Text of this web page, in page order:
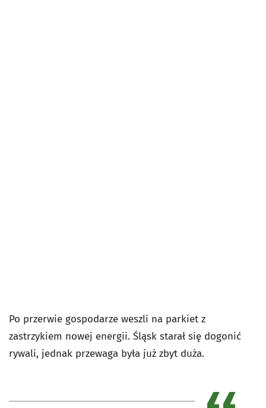
Po przerwie gospodarze weszli na parkiet z
zastrzykiem nowej energii. Śląsk starał się dogonić
rywali, jednak przewaga była już zbyt duża.